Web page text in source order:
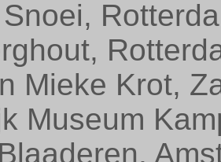
Mieke Krot,
Museum